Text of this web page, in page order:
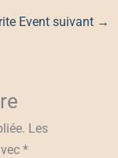
Event suivant →
Les
*